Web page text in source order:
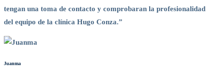
tengan una toma de contacto y comprobaran la profesionalidad
del equipo de la clínica Hugo Conza.”
Juanma